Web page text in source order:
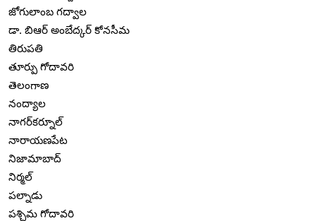
జోగులాంబ గద్వాల
డా. బిఆర్ అంబేద్కర్ కోనసీమ
తిరుపతి
తూర్పు గోదావరి
తెలంగాణ
నంద్యాల
నాగర్‌కర్నూల్
నారాయణపేట
నిజామాబాద్
నిర్మల్
పల్నాడు
పశ్చిమ గోదావరి